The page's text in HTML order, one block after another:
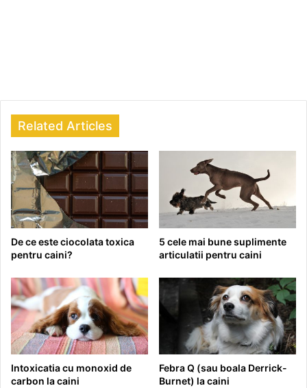
Related Articles
De ce este ciocolata toxica
pentru caini?
5 cele mai bune suplimente
articulatii pentru caini
Intoxicatia cu monoxid de
carbon la caini
Febra Q (sau boala Derrick-
Burnet) la caini